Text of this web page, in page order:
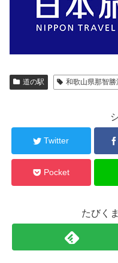
道の駅 和歌山県那智勝
Twitter
Pocket
たびく